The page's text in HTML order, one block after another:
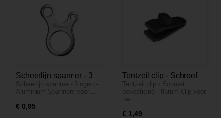
Scheerlijn spanner - 3
ogen - Aluminium
Scheerlijn spanner - 3 ogen -
Aluminium Spanners voor…
€ 0,95
Tentzeil clip - Schroef
bevestiging - 85mm
Tentzeil clip - Schroef
bevestiging - 85mm Clip voor
uw…
€ 1,49